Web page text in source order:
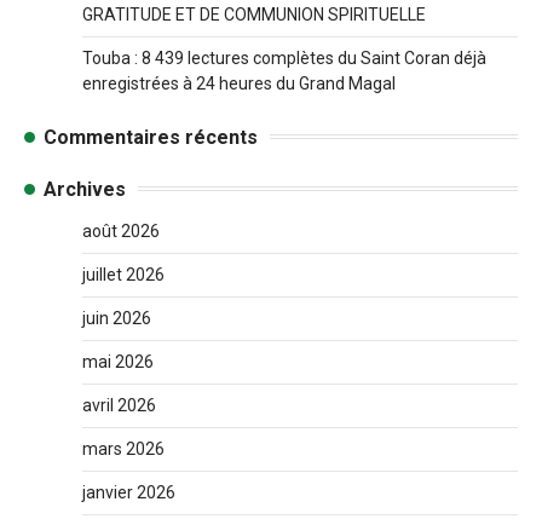
GRATITUDE ET DE COMMUNION SPIRITUELLE
Touba : 8 439 lectures complètes du Saint Coran déjà
enregistrées à 24 heures du Grand Magal
Commentaires récents
Archives
août 2026
juillet 2026
juin 2026
mai 2026
avril 2026
mars 2026
janvier 2026